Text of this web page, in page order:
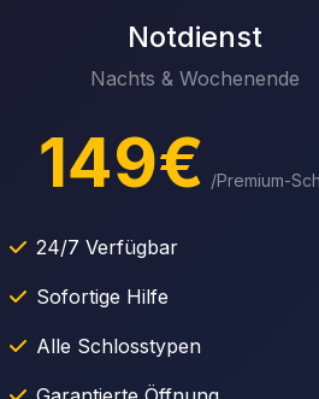
Notdienst
Nachts & Wochenende
149€ /Premium-
24/7 Verfügbar
Sofortige Hilfe
Alle Schlosstypen